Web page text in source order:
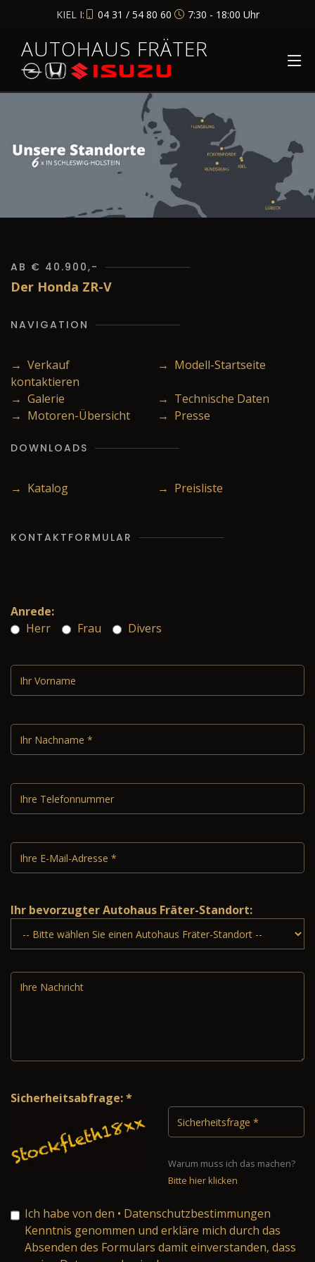
KIEL I: 04 31 / 54 80 60 7:30 - 18:00 Uhr
AUTOHAUS FRÄTER
AB € 40.900,-
Der Honda ZR-V
NAVIGATION
→ Verkauf
kontaktieren
→ Modell-Startseite
→ Galerie
→ Technische Daten
→ Motoren-Übersicht
→ Presse
DOWNLOADS
→ Katalog → Preisliste
KONTAKTFORMULAR
Anrede:
Herr
Frau Divers
Ihr bevorzugter Autohaus Fräter-Standort:
Sicherheitsabfrage: *
Warum muss ich das machen?
Bitte hier klicken
Ich habe von den • Datenschutzbestimmungen
Kenntnis genommen und erkläre mich durch das
Absenden des Formulars damit einverstanden, dass